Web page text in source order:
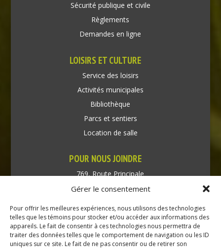
Gérer le consentement
Pour offrir les meilleures expériences, nous utilisons des technologies
telles que les témoins pour stocker et/ou accéder aux informations des
appareils. Le fait de consentir à ces technologies nous permettra de
traiter des données telles que le comportement de navigation ou les ID
uniques sur ce site. Le fait de ne pas consentir ou de retirer son
Sécurité publique et civile
Règlements
Demandes en ligne
LOISIRS ET CULTURE
Service des loisirs
Activités municipales
Bibliothèque
Parcs et sentiers
Location de salle
POUR NOUS JOINDRE
769, Route Principale
Très-Saint-Rédempteur
Téléphone : (450) 451-5203
Direction générale :